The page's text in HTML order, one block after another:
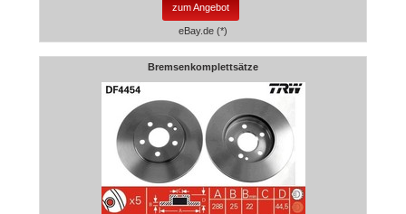
zum Angebot
eBay.de (*)
Bremsenkomplettsätze